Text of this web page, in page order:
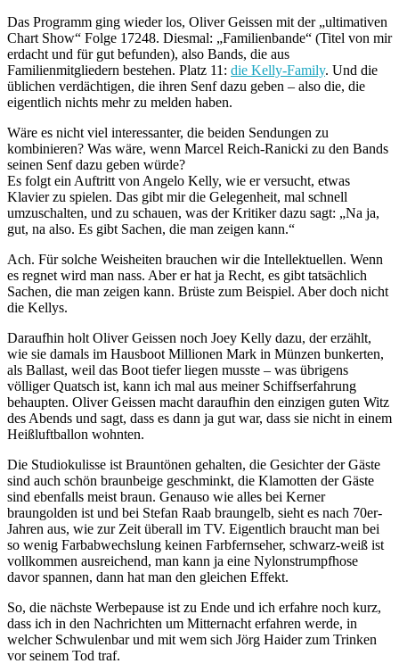
Das Programm ging wieder los, Oliver Geissen mit der „ultimativen
Chart Show“ Folge 17248. Diesmal: „Familienbande“ (Titel von mir
erdacht und für gut befunden), also Bands, die aus
Familienmitgliedern bestehen. Platz 11: die Kelly-Family. Und die
üblichen verdächtigen, die ihren Senf dazu geben – also die, die
eigentlich nichts mehr zu melden haben.
Wäre es nicht viel interessanter, die beiden Sendungen zu
kombinieren? Was wäre, wenn Marcel Reich-Ranicki zu den Bands
seinen Senf dazu geben würde?
Es folgt ein Auftritt von Angelo Kelly, wie er versucht, etwas
Klavier zu spielen. Das gibt mir die Gelegenheit, mal schnell
umzuschalten, und zu schauen, was der Kritiker dazu sagt: „Na ja,
gut, na also. Es gibt Sachen, die man zeigen kann.“
Ach. Für solche Weisheiten brauchen wir die Intellektuellen. Wenn
es regnet wird man nass. Aber er hat ja Recht, es gibt tatsächlich
Sachen, die man zeigen kann. Brüste zum Beispiel. Aber doch nicht
die Kellys.
Daraufhin holt Oliver Geissen noch Joey Kelly dazu, der erzählt,
wie sie damals im Hausboot Millionen Mark in Münzen bunkerten,
als Ballast, weil das Boot tiefer liegen musste – was übrigens
völliger Quatsch ist, kann ich mal aus meiner Schiffserfahrung
behaupten. Oliver Geissen macht daraufhin den einzigen guten Witz
des Abends und sagt, dass es dann ja gut war, dass sie nicht in einem
Heißluftballon wohnten.
Die Studiokulisse ist Brauntönen gehalten, die Gesichter der Gäste
sind auch schön braunbeige geschminkt, die Klamotten der Gäste
sind ebenfalls meist braun. Genauso wie alles bei Kerner
braungolden ist und bei Stefan Raab braungelb, sieht es nach 70er-
Jahren aus, wie zur Zeit überall im TV. Eigentlich braucht man bei
so wenig Farbabwechslung keinen Farbfernseher, schwarz-weiß ist
vollkommen ausreichend, man kann ja eine Nylonstrumpfhose
davor spannen, dann hat man den gleichen Effekt.
So, die nächste Werbepause ist zu Ende und ich erfahre noch kurz,
dass ich in den Nachrichten um Mitternacht erfahren werde, in
welcher Schwulenbar und mit wem sich Jörg Haider zum Trinken
vor seinem Tod traf.